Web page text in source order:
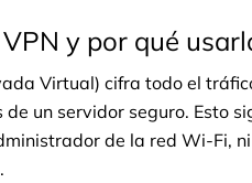
y por qué
Virtual) cifra todo el
un servidor seguro. Esto
de la red Wi-Fi,